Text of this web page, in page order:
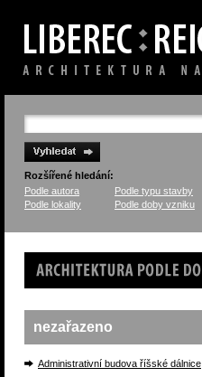
Rozšířené hledání:
Podle autora
Podle typu stavby
Podle lokality
Podle doby vzniku
Architektura podle doby
nezařazeno
Administrativní budova říšské dálnice